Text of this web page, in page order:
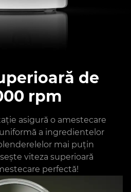
de
rpm
asigură o amestecare
a ingredientelor
mai puțin
viteza superioară
perfectă!